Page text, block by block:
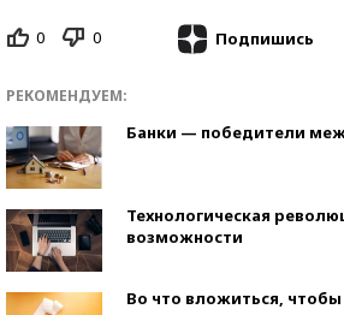
0 0 Подпишись
РЕКОМЕНДУЕМ:
Банки — победители
Технологическая
возможности
Во что вложиться, чтобы